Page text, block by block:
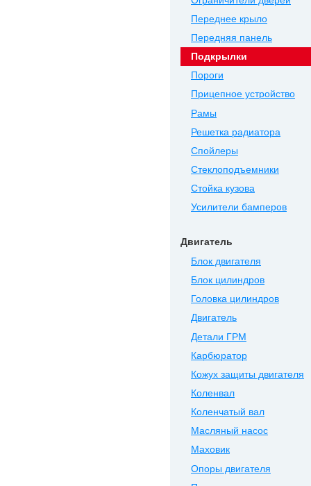
Переднее крыло
Передняя панель
Подкрылки
Пороги
Прицепное устройство
Рамы
Решетка радиатора
Спойлеры
Стеклоподъемники
Стойка кузова
Усилители бамперов
Двигатель
Блок двигателя
Блок цилиндров
Головка цилиндров
Двигатель
Детали ГРМ
Карбюратор
Кожух защиты двигателя
Коленвал
Коленчатый вал
Масляный насос
Маховик
Опоры двигателя